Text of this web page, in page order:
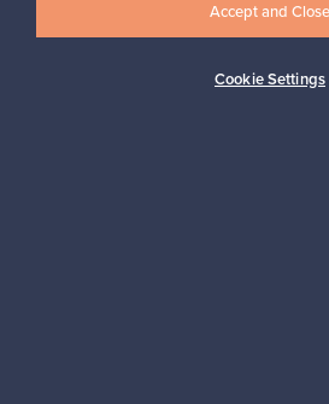
Tilaa uutiskirjeemme ja
Cookie Settings
Accept and Close